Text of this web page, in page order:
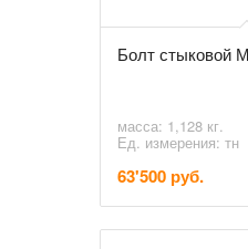
Болт стыковой
масса: 1,128 кг.
Ед. измерения: тн
63'500 руб.